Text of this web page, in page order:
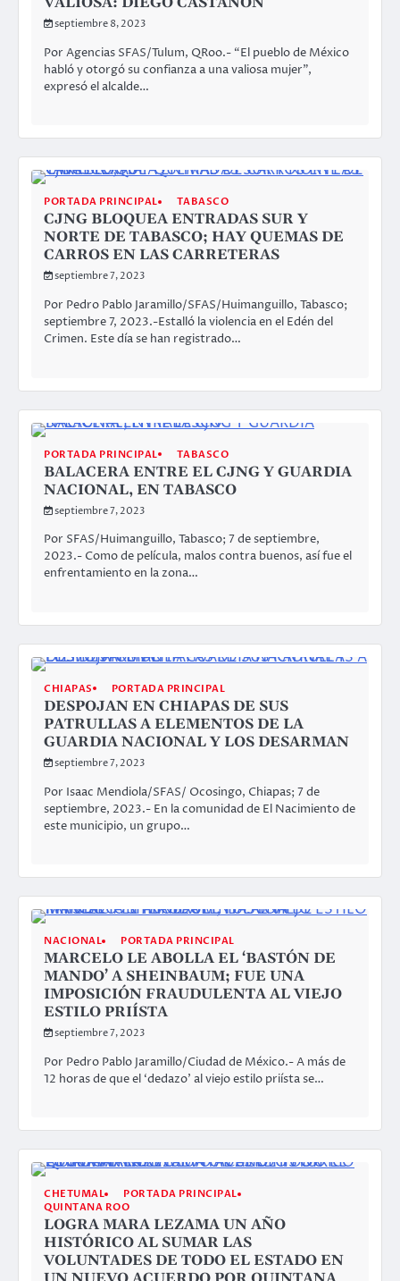
septiembre 8, 2023
Por Agencias SFAS/Tulum, QRoo.- “El pueblo de México
habló y otorgó su confianza a una valiosa mujer”,
expresó el alcalde…
PORTADA PRINCIPAL TABASCO
CJNG BLOQUEA ENTRADAS SUR Y
NORTE DE TABASCO; HAY QUEMAS DE
CARROS EN LAS CARRETERAS
septiembre 7, 2023
Por Pedro Pablo Jaramillo/SFAS/Huimanguillo, Tabasco;
septiembre 7, 2023.-Estalló la violencia en el Edén del
Crimen. Este día se han registrado…
PORTADA PRINCIPAL TABASCO
BALACERA ENTRE EL CJNG Y GUARDIA
NACIONAL, EN TABASCO
septiembre 7, 2023
Por SFAS/Huimanguillo, Tabasco; 7 de septiembre,
2023.- Como de película, malos contra buenos, así fue el
enfrentamiento en la zona…
CHIAPAS PORTADA PRINCIPAL
DESPOJAN EN CHIAPAS DE SUS
PATRULLAS A ELEMENTOS DE LA
GUARDIA NACIONAL Y LOS DESARMAN
septiembre 7, 2023
Por Isaac Mendiola/SFAS/ Ocosingo, Chiapas; 7 de
septiembre, 2023.- En la comunidad de El Nacimiento de
este municipio, un grupo…
NACIONAL PORTADA PRINCIPAL
MARCELO LE ABOLLA EL ‘BASTÓN DE
MANDO’ A SHEINBAUM; FUE UNA
IMPOSICIÓN FRAUDULENTA AL VIEJO
ESTILO PRIÍSTA
septiembre 7, 2023
Por Pedro Pablo Jaramillo/Ciudad de México.- A más de
12 horas de que el ‘dedazo’ al viejo estilo priísta se…
CHETUMAL
PORTADA PRINCIPAL
QUINTANA ROO
LOGRA MARA LEZAMA UN AÑO
HISTÓRICO AL SUMAR LAS
VOLUNTADES DE TODO EL ESTADO EN